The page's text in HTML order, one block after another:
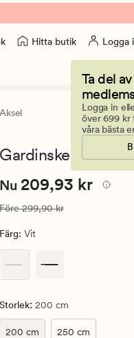
Hitta butik Logga
Ta del
Logga in
över 699 kr
våra bästa
Aksel
Gardinskena vit -
Nuvarande
209,93
kr.
pris
299,90
Nuvarande pris
Nu 209,93 kr
Ordinarie pris 299,90 kr
Före299,90 kr
Färg: Vit
Storlek: 200 cm
200 cm 250 cm